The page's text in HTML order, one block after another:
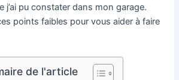
j’ai pu constater dans mon garage.
points faibles pour vous aider à faire
de l'article